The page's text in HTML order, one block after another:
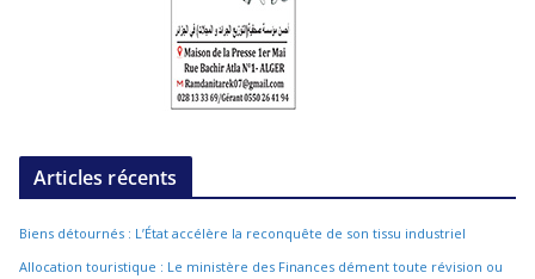
Articles récents
Biens détournés : L’État accélère la reconquête de son tissu industriel
Allocation touristique : Le ministère des Finances dément toute révision ou